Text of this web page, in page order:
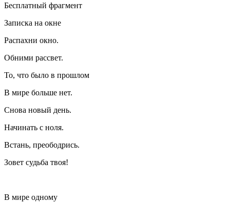
Бесплатный фрагмент
Записка на окне
Распахни окно.
Обними рассвет.
То, что было в прошлом
В мире больше нет.
Снова новый день.
Начинать с ноля.
Встань, преободрись.
Зовет судьба твоя!
В мире одному